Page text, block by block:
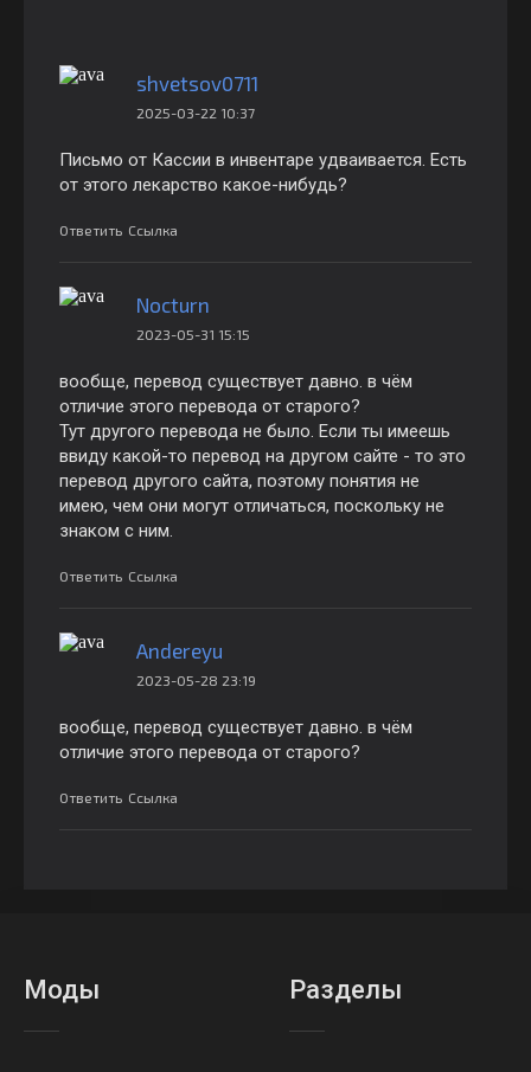
shvetsov0711
2025-03-22 10:37
Письмо от Кассии в инвентаре удваивается. Есть
от этого лекарство какое-нибудь?
Ответить Ссылка
Nocturn
2023-05-31 15:15
вообще, перевод существует давно. в чём
отличие этого перевода от старого?
Тут другого перевода не было. Если ты имеешь
ввиду какой-то перевод на другом сайте - то это
перевод другого сайта, поэтому понятия не
имею, чем они могут отличаться, поскольку не
знаком с ним.
Ответить Ссылка
Andereyu
2023-05-28 23:19
вообще, перевод существует давно. в чём
отличие этого перевода от старого?
Ответить Ссылка
Моды Разделы